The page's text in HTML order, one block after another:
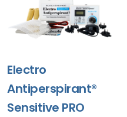
Electro
Antiperspirant®
Sensitive PRO